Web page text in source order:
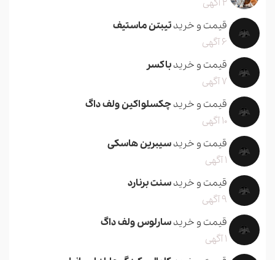
2 آگهی
قیمت و خریدتیبتن ماستیف
6 آگهی
قیمت و خریدباکسر
7 آگهی
قیمت و خریدچکسلواکین ولف داگ
10 آگهی
قیمت و خریدسیبرین هاسکی
1 آگهی
قیمت و خریدسنت برنارد
9 آگهی
قیمت و خریدسارلوس ولف داگ
1 آگهی